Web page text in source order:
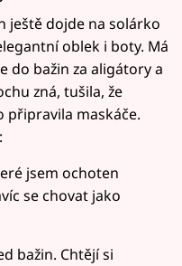
ještě dojde na solárko
oblek i boty. Má
do bažin za aligátory a
zná, tušila, že
připravila maskáče.
jsem ochoten
se chovat jako
bažin. Chtějí si